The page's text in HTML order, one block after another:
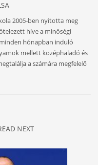
2005-ben nyitotta meg
híve a minőségi
hónapban induló
mellett középhaladó és
a számára megfelelő
NEXT